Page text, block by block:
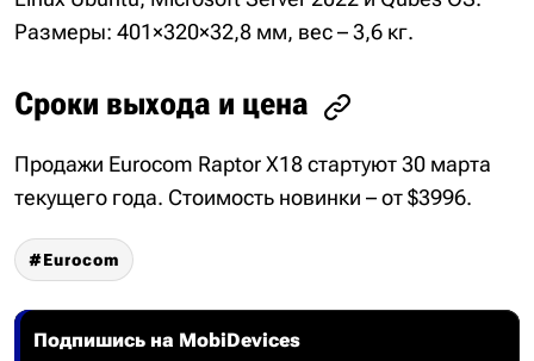
Размеры: 401×320×32,8 мм, вес – 3,6 кг.
Сроки выхода и цена
Продажи Eurocom Raptor X18 стартуют 30 марта
текущего года. Стоимость новинки – от $3996.
Eurocom
Подпишись на MobiDevices